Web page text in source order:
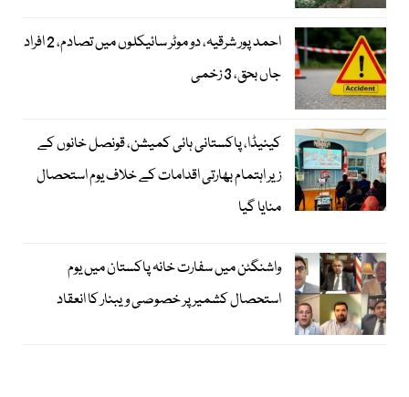
احمد پور شرقیہ، دو موٹر سائیکلوں میں تصادم، 2 افراد
جاں بحق، 3 زخمی
کینیڈا، پاکستانی ہائی کمیشن، قونصل خانوں کے
زیر اہتمام بھارتی اقدامات کے خلاف یوم استحصال
منایا گیا
واشنگٹن میں سفارت خانہ پاکستان میں یوم
استحصال کشمیر پر خصوصی ویبنار کا انعقاد